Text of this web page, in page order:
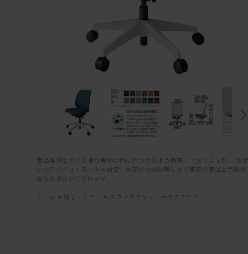
商品写真はできる限り実物の色に近づけるよう徹底しておりますが、 お使
いのデバイス・モニター設定、お部屋の照明等により実際の商品と色味が
異なる場合がございます。
ホーム > 椅子・チェア > オフィスチェア・デスクチェア